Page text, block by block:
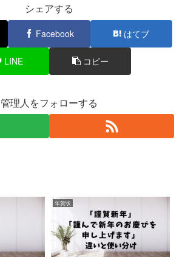
シェアする
Facebook はてブ
LINE コピー
管理人をフォローする
年賀状